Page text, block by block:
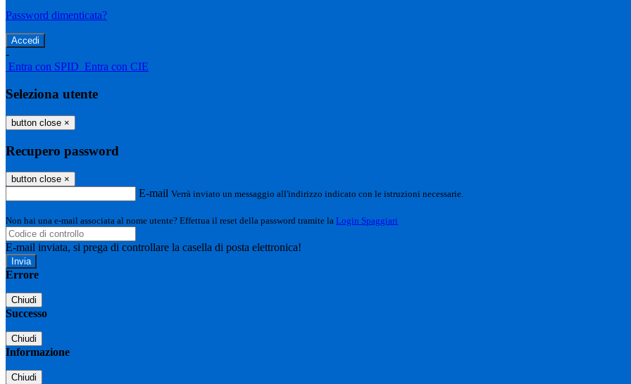
Password dimenticata?
-
Entra con SPID Entra con CIE
Seleziona utente
button close ×
Recupero password
button close ×
E-mail Verrà inviato un messaggio all'indirizzo indicato con le istruzioni necessarie.
Non hai una e-mail associata al nome utente? Effettua il reset della password tramite la Login Spaggiari
E-mail inviata, si prega di controllare la casella di posta elettronica!
Errore
Chiudi
Successo
Chiudi
Informazione
Chiudi